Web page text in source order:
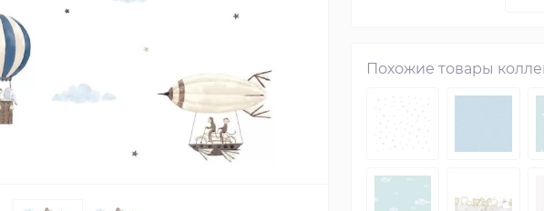
Похожие товары